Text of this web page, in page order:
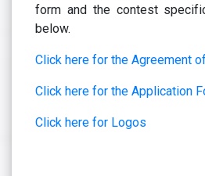
form and the contest
below.
Click here for the Agreement
Click here for the Application
Click here for Logos